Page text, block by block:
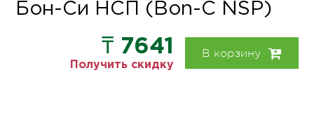
Каталог
Уход и гигиена
Бон-Си НСП (Bon-C NSP)
₸ 7641
Получить скидку
В корзину